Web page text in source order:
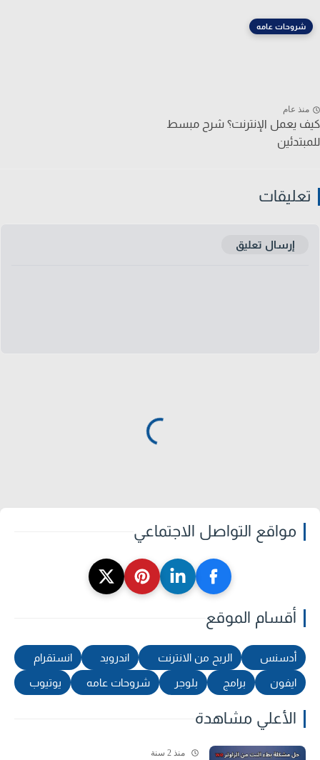
شروحات عامه
عام
يعمل الإنترنت؟ شرح مبسط
إرسال تعليق
مواقع التواصل الاجتماعي
أقسام الموقع
أدسنس الربح من الانترنت اندرويد انستقرام
ايفون برامج بلوجر شروحات عامه يوتيوب
الأعلي مشاهدة
منذ 2 سنة